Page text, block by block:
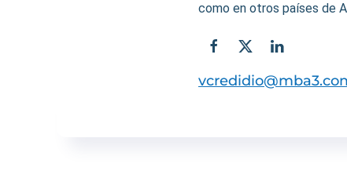
como en otros países de